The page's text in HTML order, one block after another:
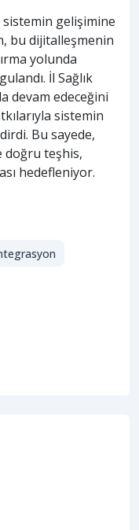
gelişimine
bu dijitalleşmenin
yolunda
İl Sağlık
devam edeceğini
sistemin
Bu sayede,
doğru teşhis,
hedefleniyor.